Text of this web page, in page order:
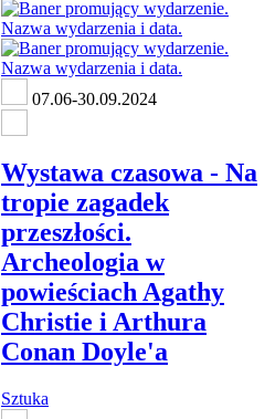
07.06-30.09.2024
Wystawa czasowa - Na
tropie zagadek
przeszłości.
Archeologia w
powieściach Agathy
Christie i Arthura
Conan Doyle'a
Sztuka